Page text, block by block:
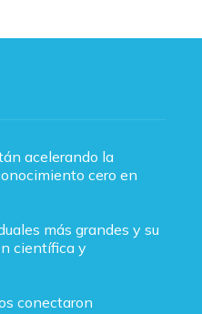
acelerando la
cero en
más grandes y su
científica y
conectaron